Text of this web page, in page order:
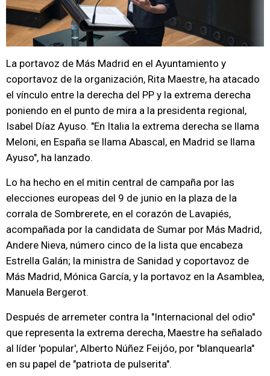
La portavoz de Más Madrid en el Ayuntamiento y
coportavoz de la organización, Rita Maestre, ha atacado
el vínculo entre la derecha del PP y la extrema derecha
poniendo en el punto de mira a la presidenta regional,
Isabel Díaz Ayuso. "En Italia la extrema derecha se llama
Meloni, en España se llama Abascal, en Madrid se llama
Ayuso", ha lanzado.
Lo ha hecho en el mitin central de campaña por las
elecciones europeas del 9 de junio en la plaza de la
corrala de Sombrerete, en el corazón de Lavapiés,
acompañada por la candidata de Sumar por Más Madrid,
Andere Nieva, número cinco de la lista que encabeza
Estrella Galán; la ministra de Sanidad y coportavoz de
Más Madrid, Mónica García, y la portavoz en la Asamblea,
Manuela Bergerot.
Después de arremeter contra la "Internacional del odio"
que representa la extrema derecha, Maestre ha señalado
al líder 'popular', Alberto Núñez Feijóo, por "blanquearla"
en su papel de "patriota de pulserita".